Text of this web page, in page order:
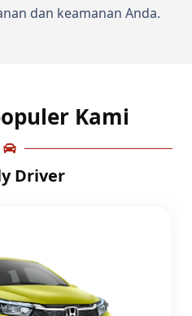
dan keamanan Anda.
Kami
Driver